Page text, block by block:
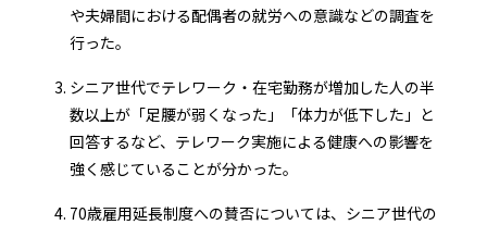
や夫婦間における配偶者の就労への意識などの調査を
行った。
シニア世代でテレワーク・在宅勤務が増加した人の半
数以上が「足腰が弱くなった」「体力が低下した」と
回答するなど、テレワーク実施による健康への影響を
強く感じていることが分かった。
70歳雇用延長制度への賛否については、シニア世代の